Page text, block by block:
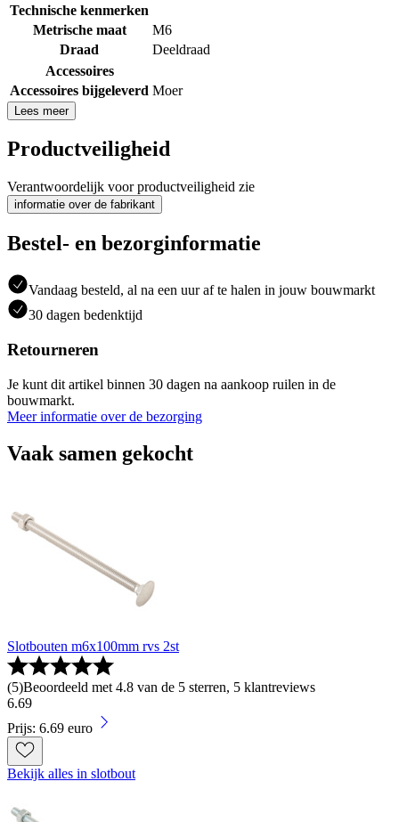
Technische kenmerken
Metrische maat
M6
Draad
Deeldraad
Accessoires
Accessoires bijgeleverd Moer
Lees meer
Productveiligheid
Verantwoordelijk voor productveiligheid zie
informatie over de fabrikant
Bestel- en bezorginformatie
Vandaag besteld, al na een uur af te halen in jouw bouwmarkt
30 dagen bedenktijd
Retourneren
Je kunt dit artikel binnen 30 dagen na aankoop ruilen in de
bouwmarkt.
Meer informatie over de bezorging
Vaak samen gekocht
Slotbouten m6x100mm rvs 2st
(5)Beoordeeld met 4.8 van de 5 sterren, 5 klantreviews
6.69
Prijs: 6.69 euro
Bekijk alles in slotbout